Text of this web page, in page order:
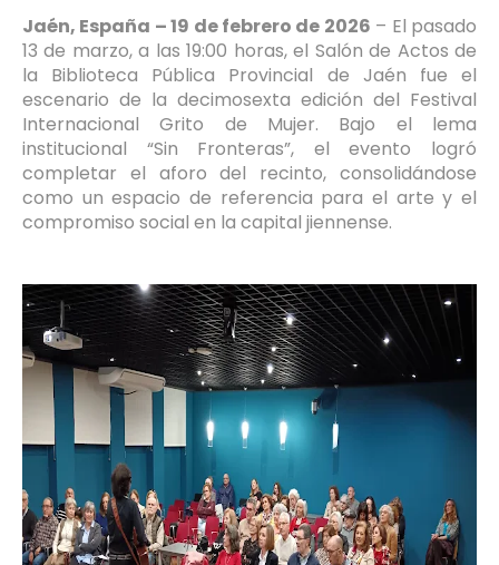
Jaén, España – 19 de febrero de 2026 – El pasado
13 de marzo, a las 19:00 horas, el Salón de Actos de
la Biblioteca Pública Provincial de Jaén fue el
escenario de la decimosexta edición del Festival
Internacional Grito de Mujer. Bajo el lema
institucional “Sin Fronteras”, el evento logró
completar el aforo del recinto, consolidándose
como un espacio de referencia para el arte y el
compromiso social en la capital jiennense.